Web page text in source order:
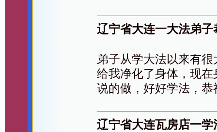
辽宁省大连一大法弟
弟子从学大法以来有
给我净化了身体，现
说的做，好好学法，
辽宁省大连瓦房店一